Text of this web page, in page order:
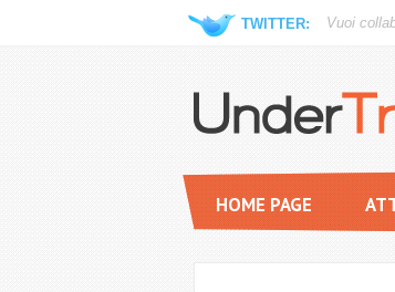
HOME PAGE
TWITTER: Vuoi